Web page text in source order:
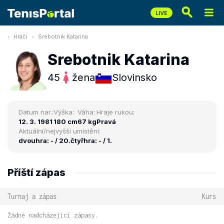
Hráči Srebotnik Katarina
Srebotnik Katarina
45 žena Slovinsko
Datum nar.:
12. 3. 1981
Výška:
180 cm
Váha:
67 kg
Hraje rukou:
Pravá
Aktuální/nejvyšší umístění:
dvouhra: - / 20.čtyřhra: - / 1.
Příští zápas
Turnaj a zápas Kurs
Žádné nadcházející zápasy.